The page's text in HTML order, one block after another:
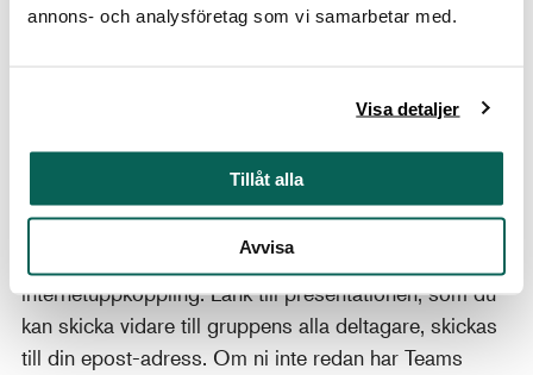
annons- och analysföretag som vi samarbetar med.
Visa detaljer
Tillåt alla
Avvisa
du välkommen mejla oss.
Tekniska förutsättningar
Teams. För att kunna tillgodogöra er dem behöver ni
därför dator eller mobiltelefon med
internetuppkoppling. Länk till presentationen, som du
kan skicka vidare till gruppens alla deltagare, skickas
till din epost-adress. Om ni inte redan har Teams